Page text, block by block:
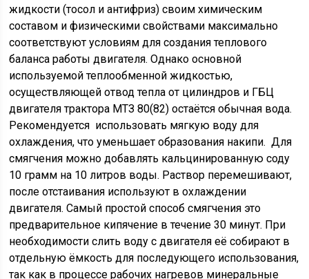
жидкости (тосол и антифриз) своим химическим
составом и физическими свойствами максимально
соответствуют условиям для создания теплового
баланса работы двигателя. Однако основной
используемой теплообменной жидкостью,
осуществляющей отвод тепла от цилиндров и ГБЦ
двигателя трактора МТЗ 80(82) остаётся обычная вода.
Рекомендуется использовать мягкую воду для
охлаждения, что уменьшает образования накипи. Для
смягчения можно добавлять кальцинированную соду
10 грамм на 10 литров воды. Раствор перемешивают,
после отстаивания используют в охлаждении
двигателя. Самый простой способ смягчения это
предварительное кипячение в течение 30 минут. При
необходимости слить воду с двигателя её собирают в
отдельную ёмкость для последующего использования,
так как в процессе рабочих нагревов минеральные